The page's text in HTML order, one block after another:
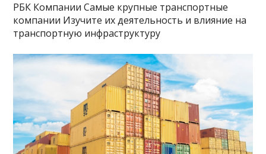
РБК Компании Самые крупные транспортные
компании Изучите их деятельность и влияние на
транспортную инфраструктуру